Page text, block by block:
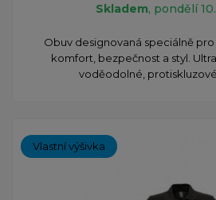
Skladem, pondělí
Obuv designovaná speciálně
komfort, bezpečnost a styl.
voděodolné,
Vlastní výšivka